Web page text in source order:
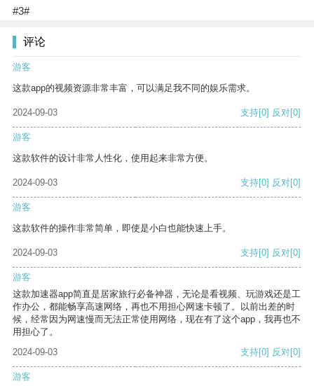
#3#
评论
游客
这款app的视频资源非常丰富，可以满足我不同的娱乐需求。
2024-09-03 支持[0] 反对[0]
游客
这款软件的设计非常人性化，使用起来非常方便。
2024-09-03 支持[0] 反对[0]
游客
这款软件的操作非常简单，即使是小白也能快速上手。
2024-09-03 支持[0] 反对[0]
游客
这款加速器app简直是居家旅行必备神器，无论是看视频、玩游戏还是工
作办公，都能畅享高速网络，再也不用担心网速卡顿了。以前出差的时
候，经常因为网速慢而无法正常使用网络，现在有了这个app，我再也不
用担心了。
2024-09-03
支持[0] 反对[0]
游客